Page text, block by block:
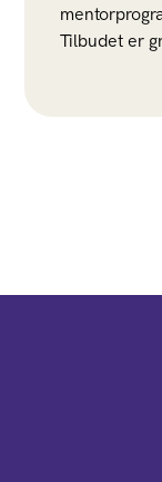
Tilbudet er